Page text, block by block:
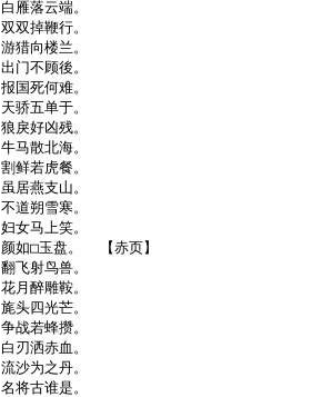
白雁落云端。
双双掉鞭行。
游猎向楼兰。
出门不顾後。
报国死何难。
天骄五单于。
狼戾好凶残。
牛马散北海。
割鲜若虎餐。
虽居燕支山。
不道朔雪寒。
妇女马上笑。
颜如□玉盘。  【赤页】
翻飞射鸟兽。
花月醉雕鞍。
旄头四光芒。
争战若蜂攒。
白刃洒赤血。
流沙为之丹。
名将古谁是。